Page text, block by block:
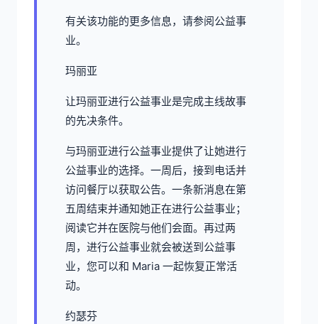
有关该功能的更多信息，请参阅公益事
业。
玛丽亚
让玛丽亚进行公益事业是完成主线故事
的先决条件。
与玛丽亚进行公益事业提供了让她进行
公益事业的选择。一周后，接到电话并
访问餐厅以获取公告。一条新消息在第
五周结束并通知她正在进行公益事业；
阅读它并在医院与他们会面。再过两
周，进行公益事业就会被送到公益事
业，您可以和 Maria 一起恢复正常活
动。
约瑟芬